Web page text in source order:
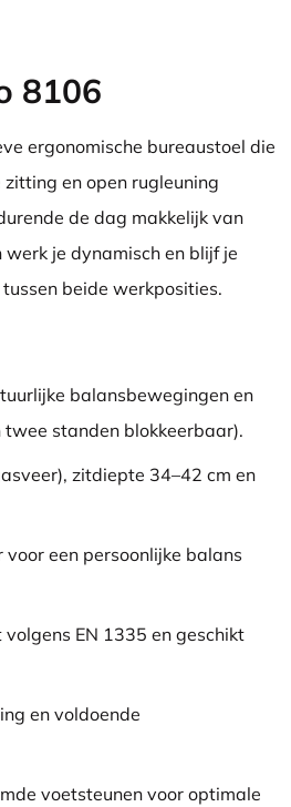
8106
ergonomische bureaustoel die
en open rugleuning
de dag makkelijk van
je dynamisch en blijf je
beide werkposities.
balansbewegingen en
standen blokkeerbaar).
zitdiepte 34–42 cm en
een persoonlijke balans
EN 1335 en geschikt
en voldoende
voetsteunen voor optimale